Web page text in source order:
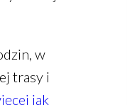
w
trasy i
jak